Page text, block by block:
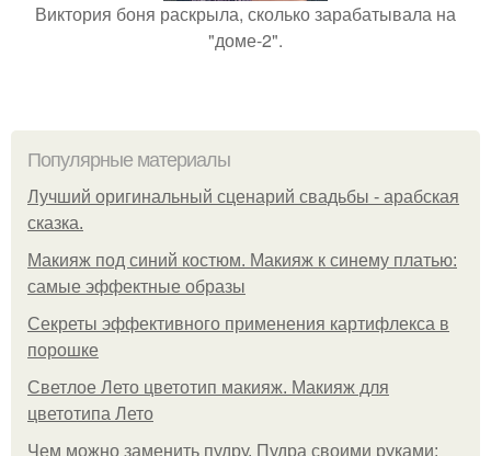
Виктория боня раскрыла, сколько зарабатывала на
"доме-2".
Популярные материалы
Лучший оригинальный сценарий свадьбы - арабская
сказка.
Макияж под синий костюм. Макияж к синему платью:
самые эффектные образы
Секреты эффективного применения картифлекса в
порошке
Светлое Лето цветотип макияж. Макияж для
цветотипа Лето
Чем можно заменить пудру. Пудра своими руками: